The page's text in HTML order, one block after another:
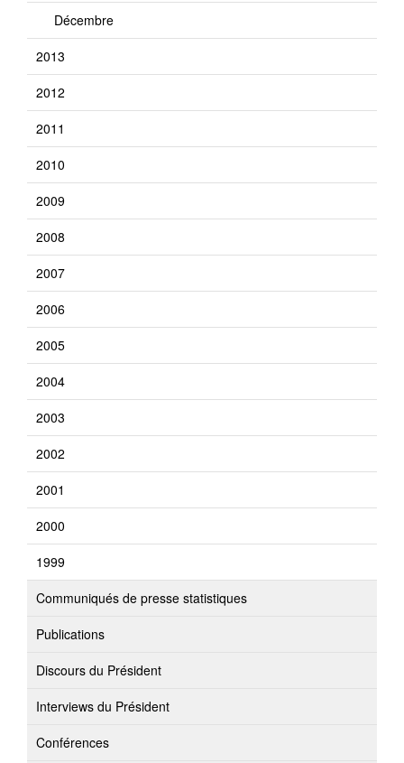
Décembre
2013
2012
2011
2010
2009
2008
2007
2006
2005
2004
2003
2002
2001
2000
1999
Communiqués de presse statistiques
Publications
Discours du Président
Interviews du Président
Conférences